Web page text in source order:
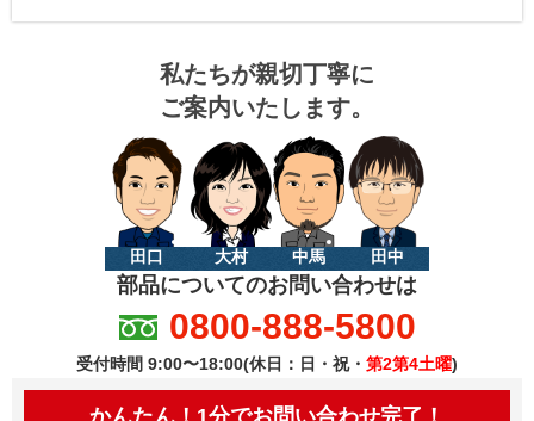
私たちが親切丁寧に
ご案内いたします。
田口 大村 中馬 田中
部品についてのお問い合わせは
0800-888-5800
受付時間 9:00〜18:00(休日：日・祝・ 第2第4土曜)
かんたん！1分でお問い合わせ完了！